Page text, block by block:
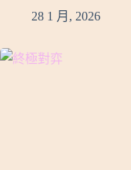
28 1 月, 2026